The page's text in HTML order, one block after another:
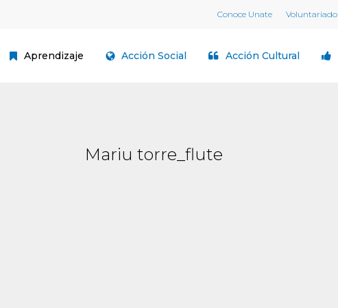
Conoce Unate Voluntariado
Aprendizaje Acción Social Acción Cultural
Mariu torre_flute